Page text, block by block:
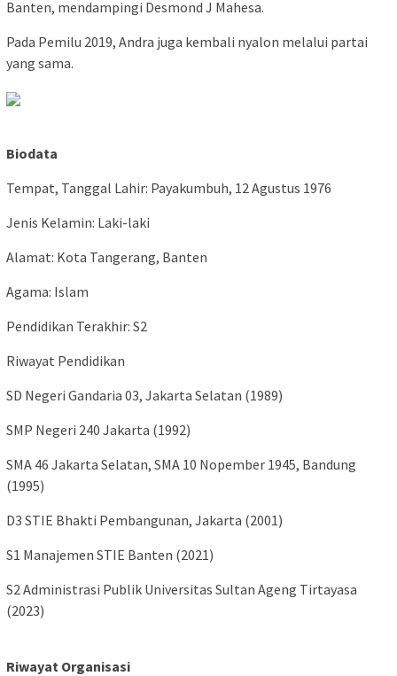
Banten, mendampingi Desmond J Mahesa.
Pada Pemilu 2019, Andra juga kembali nyalon melalui partai
yang sama.
Biodata
Tempat, Tanggal Lahir: Payakumbuh, 12 Agustus 1976
Jenis Kelamin: Laki-laki
Alamat: Kota Tangerang, Banten
Agama: Islam
Pendidikan Terakhir: S2
Riwayat Pendidikan
SD Negeri Gandaria 03, Jakarta Selatan (1989)
SMP Negeri 240 Jakarta (1992)
SMA 46 Jakarta Selatan, SMA 10 Nopember 1945, Bandung
(1995)
D3 STIE Bhakti Pembangunan, Jakarta (2001)
S1 Manajemen STIE Banten (2021)
S2 Administrasi Publik Universitas Sultan Ageng Tirtayasa
(2023)
Riwayat Organisasi